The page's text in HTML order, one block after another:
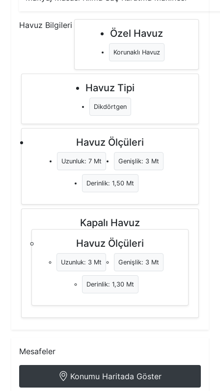
Havuz Bilgileri
Özel Havuz
Korunaklı Havuz
Havuz Tipi
Dikdörtgen
Havuz Ölçüleri
Uzunluk: 7 Mt Genişlik: 3 Mt
Derinlik: 1,50 Mt
Kapalı Havuz
Havuz Ölçüleri
Uzunluk: 3 Mt Genişlik: 3 Mt
Derinlik: 1,30 Mt
Mesafeler
Konumu Haritada Göster